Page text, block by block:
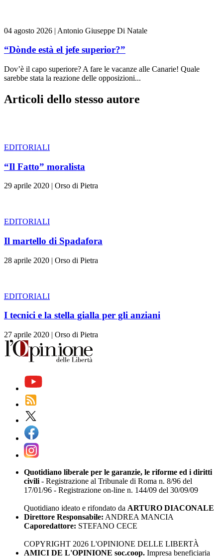
04 agosto 2026 | Antonio Giuseppe Di Natale
“Dònde està el jefe superior?”
Dov’è il capo superiore? A fare le vacanze alle Canarie! Quale
sarebbe stata la reazione delle opposizioni...
Articoli dello stesso autore
EDITORIALI
“Il Fatto” moralista
29 aprile 2020 | Orso di Pietra
EDITORIALI
Il martello di Spadafora
28 aprile 2020 | Orso di Pietra
EDITORIALI
I tecnici e la stella gialla per gli anziani
27 aprile 2020 | Orso di Pietra
Quotidiano liberale per le garanzie, le riforme ed i diritti
civili - Registrazione al Tribunale di Roma n. 8/96 del
17/01/96 - Registrazione on-line n. 144/09 del 30/09/09
Quotidiano ideato e rifondato da ARTURO DIACONALE
Direttore Responsabile: ANDREA MANCIA
Caporedattore: STEFANO CECE
COPYRIGHT 2026 L'OPINIONE DELLE LIBERTÀ
AMICI DE L'OPINIONE soc.coop. Impresa beneficiaria